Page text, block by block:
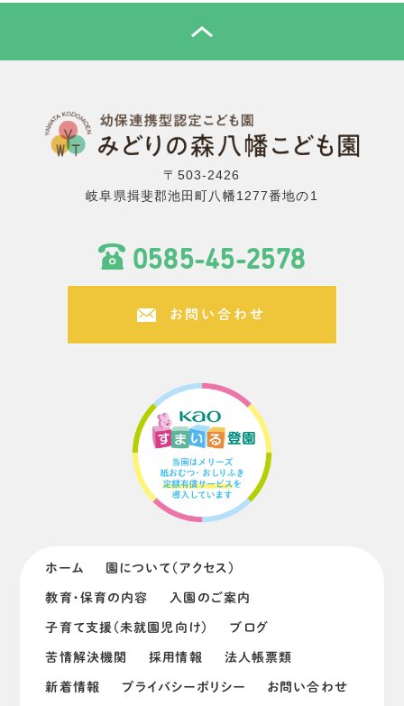
〒503-2426
岐阜県揖斐郡池田町八幡1277番地の1
0585-45-2578
お問い合わせ
ホーム 園について（アクセス）
教育・保育の内容 入園のご案内
子育て支援（未就園児向け） ブログ
苦情解決機関 採用情報 法人帳票類
新着情報 プライバシーポリシー お問い合わせ